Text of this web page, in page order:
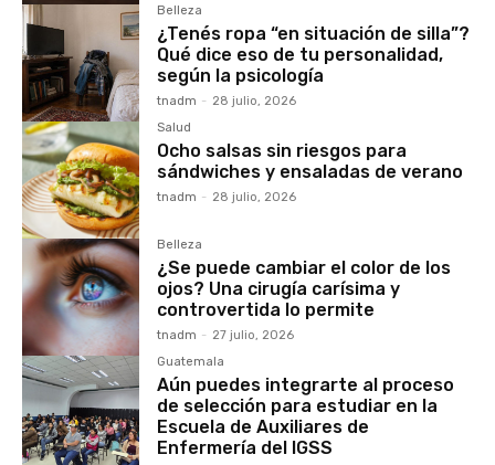
Belleza
¿Tenés ropa “en situación de silla”?
Qué dice eso de tu personalidad,
según la psicología
tnadm - 28 julio, 2026
Salud
Ocho salsas sin riesgos para
sándwiches y ensaladas de verano
tnadm - 28 julio, 2026
Belleza
¿Se puede cambiar el color de los
ojos? Una cirugía carísima y
controvertida lo permite
tnadm - 27 julio, 2026
Guatemala
Aún puedes integrarte al proceso
de selección para estudiar en la
Escuela de Auxiliares de
Enfermería del IGSS